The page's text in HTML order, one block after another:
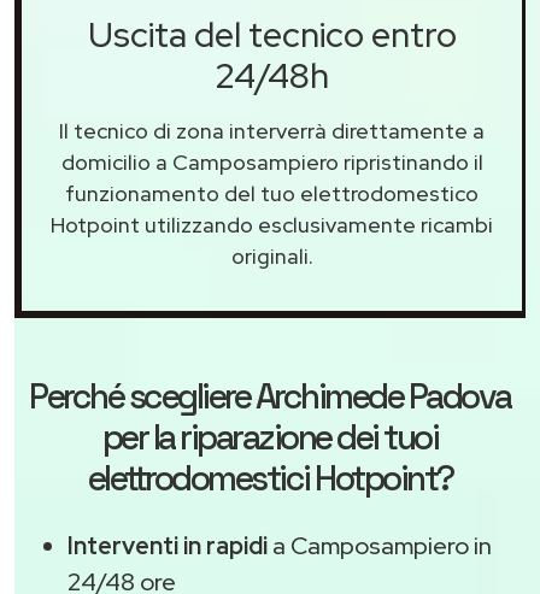
Uscita del tecnico entro
24/48h
Il tecnico di zona interverrà direttamente a
domicilio a Camposampiero ripristinando il
funzionamento del tuo elettrodomestico
Hotpoint utilizzando esclusivamente ricambi
originali.
Perché scegliereArchimede Padova
per la riparazione dei tuoi
elettrodomestici Hotpoint?
Interventi in rapidia Camposampiero in
24/48 ore